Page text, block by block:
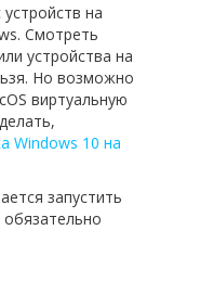
на
Смотреть
устройства на
Но возможно
виртуальную
Windows 10 на
запустить